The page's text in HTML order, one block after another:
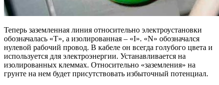
Теперь заземленная линия относительно электроустановки
обозначалась «Т», а изолированная – «I». «N» обозначался
нулевой рабочий провод. В кабеле он всегда голубого цвета и
используется для электроэнергии. Устанавливается на
изолированных клеммах. Относительно «заземления» на
грунте на нем будет присутствовать избыточный потенциал.